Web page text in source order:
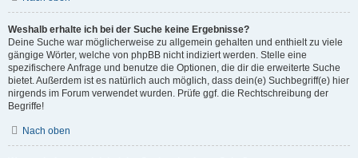
Weshalb erhalte ich bei der Suche keine Ergebnisse?
Deine Suche war möglicherweise zu allgemein gehalten und enthielt zu viele
gängige Wörter, welche von phpBB nicht indiziert werden. Stelle eine
spezifischere Anfrage und benutze die Optionen, die dir die erweiterte Suche
bietet. Außerdem ist es natürlich auch möglich, dass dein(e) Suchbegriff(e) hier
nirgends im Forum verwendet wurden. Prüfe ggf. die Rechtschreibung der
Begriffe!
Nach oben